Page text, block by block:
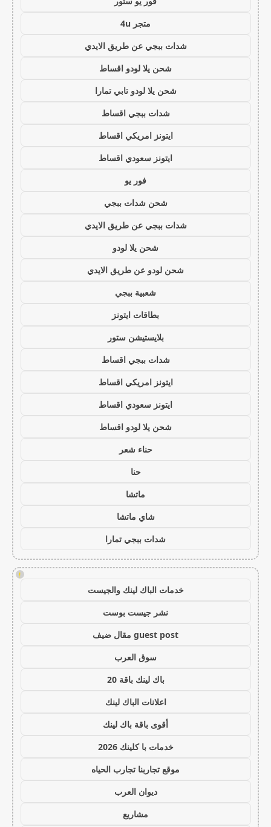
متجر 4u
شدات ببجي عن طريق الايدي
شحن يلا لودو اقساط
شحن يلا لودو تابي تمارا
شدات ببجي اقساط
ايتونز امريكي اقساط
ايتونز سعودي اقساط
فور يو
شحن شدات ببجي
شدات ببجي عن طريق الايدي
شحن يلا لودو
شحن لودو عن طريق الايدي
شعبية ببجي
بطاقات ايتونز
بلايستيشن ستور
شدات ببجي اقساط
ايتونز امريكي اقساط
ايتونز سعودي اقساط
شحن يلا لودو اقساط
حناء شعر
حنا
ماتشا
شاي ماتشا
شدات ببجي تمارا
!
خدمات الباك لينك والجيست
نشر جيست بوست
guest post مقال ضيف
سوق العرب
باك لينك باقة 20
اعلانات الباك لينك
أقوى باقة باك لينك
خدمات با كلينك 2026
موقع تجاربنا تجارب الحياه
ديوان العرب
مشاريع